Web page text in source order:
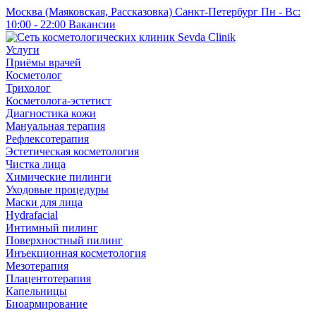
Москва (Маяковская, Рассказовка) Санкт-Петербург Пн - Вс:
10:00 - 22:00 Вакансии
Услуги
Приёмы врачей
Косметолог
Трихолог
Косметолога-эстетист
Диагностика кожи
Мануальная терапия
Рефлексотерапия
Эстетическая косметология
Чистка лица
Химические пилинги
Уходовые процедуры
Маски для лица
Hydrafacial
Интимный пилинг
Поверхностный пилинг
Инъекционная косметология
Мезотерапия
Плацентотерапия
Капельницы
Биоармирование